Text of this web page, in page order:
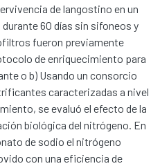
de langostino en un
60 días sin sifoneos y
fueron previamente
de enriquecimiento para
o b) Usando un consorcio
caracterizadas a nivel
se evaluó el efecto de la
biológica del nitrógeno. En
de sodio el nitrógeno
con una eficiencia de